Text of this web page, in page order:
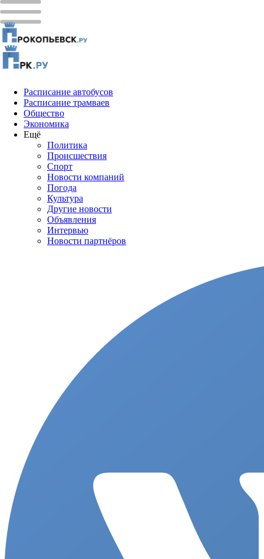
Расписание автобусов
Расписание трамваев
Общество
Экономика
Ещё
Политика
Проиcшествия
Спорт
Новости компаний
Погода
Культура
Другие новости
Объявления
Интервью
Новости партнёров